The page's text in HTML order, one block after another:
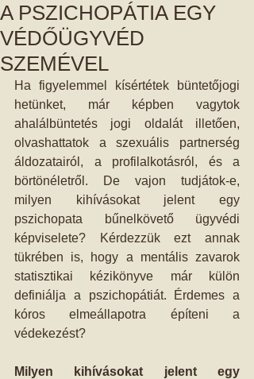
A PSZICHOPÁTIA EGY
VÉDŐÜGYVÉD
SZEMÉVEL
Ha figyelemmel kísértétek büntetőjogi
hetünket, már képben vagytok
ahalálbüntetés jogi oldalát illetően,
olvashattatok a szexuális partnerség
áldozatairól, a profilalkotásról, és a
börtönéletről. De vajon tudjátok-e,
milyen kihívásokat jelent egy
pszichopata bűnelkövető ügyvédi
képviselete? Kérdezzük ezt annak
tükrében is, hogy a mentális zavarok
statisztikai kézikönyve már külön
definiálja a pszichopátiát. Érdemes a
kóros elmeállapotra építeni a
védekezést?
Milyen kihívásokat jelent egy